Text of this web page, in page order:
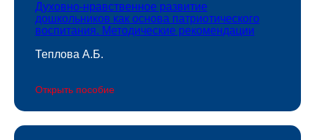
Духовно-нравственное развитие
дошкольников как основа патриотического
воспитания. Методические рекомендации
Теплова А.Б.
Открыть пособие